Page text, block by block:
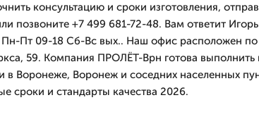
консультацию и сроки изготовления,
позвоните +7 499 681-72-48. Вам ответит
Пн-Пт 09-18 Сб-Вс вых.. Наш офис расположен по
59. Компания ПРОЛЁТ-Врн готова выполнить
в Воронеже, Воронеж и соседних населенных
сроки и стандарты качества 2026.